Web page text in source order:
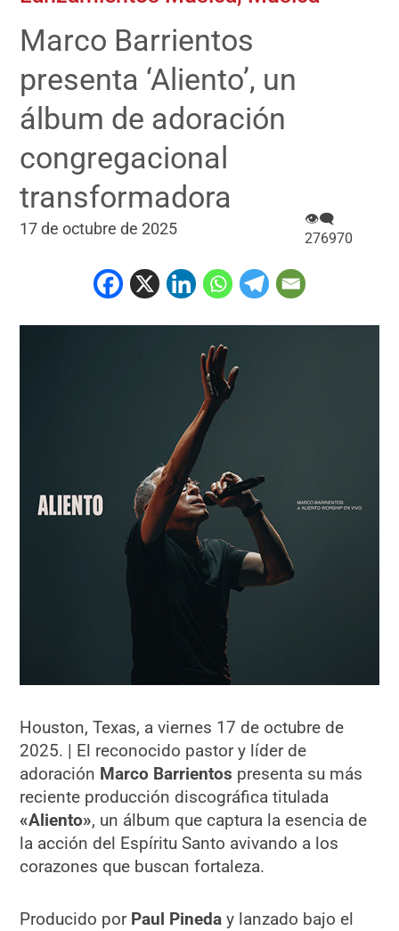
Marco Barrientos
presenta ‘Aliento’, un
álbum de adoración
congregacional
transformadora
17 de octubre de 2025
👁‍🗨
276970
Houston, Texas, a viernes 17 de octubre de
2025. | El reconocido pastor y líder de
adoración Marco Barrientos presenta su más
reciente producción discográfica titulada
«Aliento», un álbum que captura la esencia de
la acción del Espíritu Santo avivando a los
corazones que buscan fortaleza.
Producido por Paul Pineda y lanzado bajo el